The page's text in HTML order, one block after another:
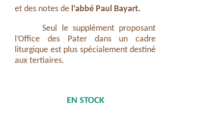
et des notes de l’abbé Paul Bayart.
Seul le supplément proposant
l’Office des Pater dans un cadre
liturgique est plus spécialement destiné
aux tertiaires.
EN STOCK